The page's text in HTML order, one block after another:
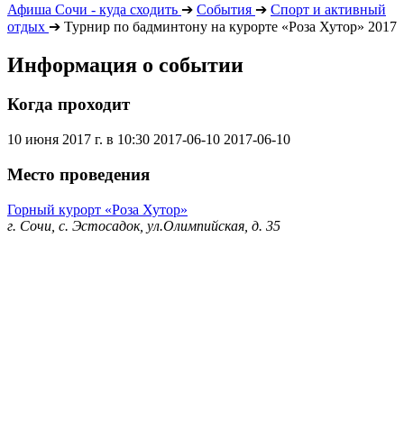
Афиша Сочи - куда сходить ➔ События ➔ Спорт и активный
отдых ➔ Турнир по бадминтону на курорте «Роза Хутор» 2017
Информация о событии
Когда проходит
10 июня 2017 г. в 10:30 2017-06-10 2017-06-10
Место проведения
Горный курорт «Роза Хутор»
г. Сочи, с. Эстосадок, ул.Олимпийская, д. 35